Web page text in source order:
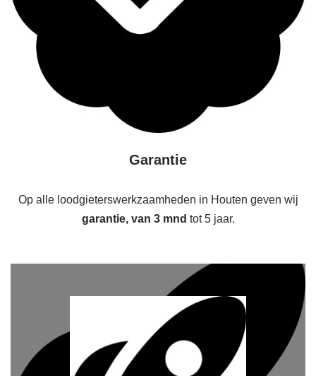
Garantie
Op alle loodgieterswerkzaamheden in Houten geven wij
garantie, van 3 mnd tot 5 jaar.